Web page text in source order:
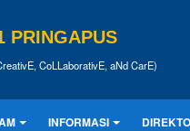
PRINGAPUS
CoLLaborativE, aNd CarE)
INFORMASI